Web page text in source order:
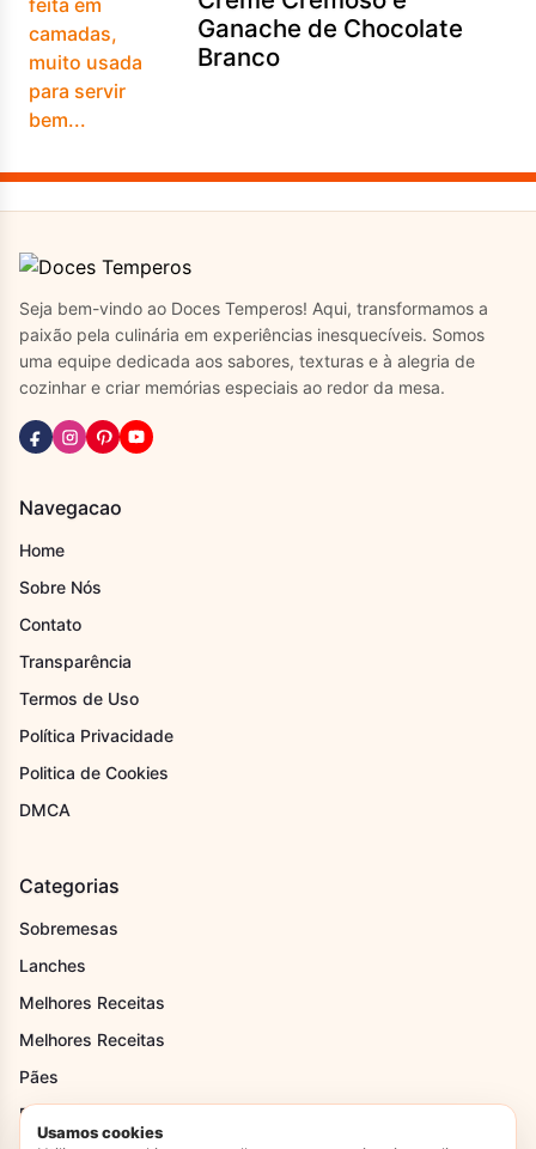
Ganache de Chocolate
Branco
Seja bem-vindo ao Doces Temperos! Aqui, transformamos a
paixão pela culinária em experiências inesquecíveis. Somos
uma equipe dedicada aos sabores, texturas e à alegria de
cozinhar e criar memórias especiais ao redor da mesa.
Navegacao
Home
Sobre Nós
Contato
Transparência
Termos de Uso
Política Privacidade
Politica de Cookies
DMCA
Categorias
Sobremesas
Lanches
Melhores Receitas
Melhores Receitas
Pães
Recheios
Usamos cookies